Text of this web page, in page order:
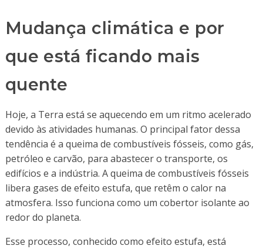
Mudança climática e por
que está ficando mais
quente
Hoje, a Terra está se aquecendo em um ritmo acelerado
devido às atividades humanas. O principal fator dessa
tendência é a queima de combustíveis fósseis, como gás,
petróleo e carvão, para abastecer o transporte, os
edifícios e a indústria. A queima de combustíveis fósseis
libera gases de efeito estufa, que retêm o calor na
atmosfera. Isso funciona como um cobertor isolante ao
redor do planeta.
Esse processo, conhecido como efeito estufa, está